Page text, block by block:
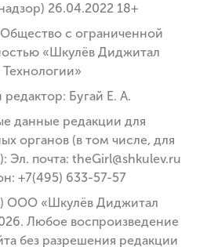
26.04.2022 18+
с ограниченной
«Шкулёв Диджитал
Технологии»
редактор: Бугай Е. А.
данные редакции для
органов (в том числе, для
Эл. почта: theGirl@shkulev.ru
+7(495) 633-57-57
ООО «Шкулёв Диджитал
Любое воспроизведение
без разрешения редакции